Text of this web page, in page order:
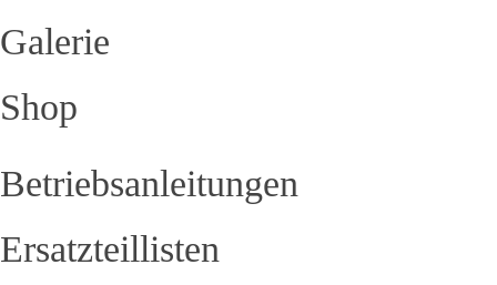
Galerie
Shop
Betriebsanleitungen
Ersatzteillisten